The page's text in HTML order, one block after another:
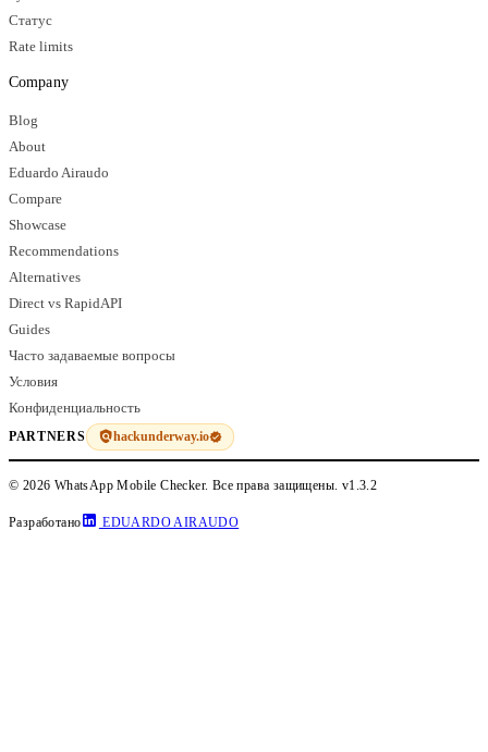
Статус
Rate limits
Company
Blog
About
Eduardo Airaudo
Compare
Showcase
Recommendations
Alternatives
Direct vs RapidAPI
Guides
Часто задаваемые вопросы
Условия
Конфиденциальность
PARTNERS hackunderway.io
© 2026 WhatsApp Mobile Checker. Все права защищены. v1.3.2
Разработано EDUARDO AIRAUDO